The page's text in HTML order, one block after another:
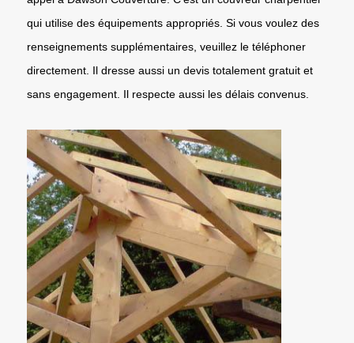
qui utilise des équipements appropriés. Si vous voulez des
renseignements supplémentaires, veuillez le téléphoner
directement. Il dresse aussi un devis totalement gratuit et
sans engagement. Il respecte aussi les délais convenus.